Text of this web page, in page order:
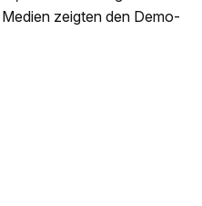
zeigten den Demo-